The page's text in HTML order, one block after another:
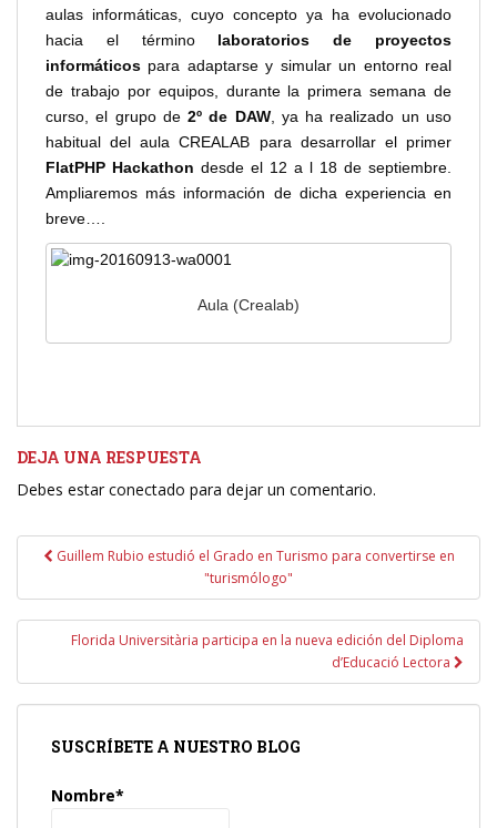
aulas informáticas, cuyo concepto ya ha evolucionado
hacia el término laboratorios de proyectos
informáticos para adaptarse y simular un entorno real
de trabajo por equipos, durante la primera semana de
curso, el grupo de2º de DAW, ya ha realizado un uso
habitual del aula CREALAB para desarrollar el primer
FlatPHP Hackathon desde el 12 a l 18 de septiembre.
Ampliaremos más información de dicha experiencia en
breve….
Aula (Crealab)
DEJA UNA RESPUESTA
Debes estar conectado para dejar un comentario.
Navegación
entradas
Guillem Rubio estudió el Grado en Turismo para convertirse en
"turismólogo"
Florida Universitària participa en la nueva edición del Diploma
d’Educació Lectora
SUSCRÍBETE A NUESTRO BLOG
Nombre*